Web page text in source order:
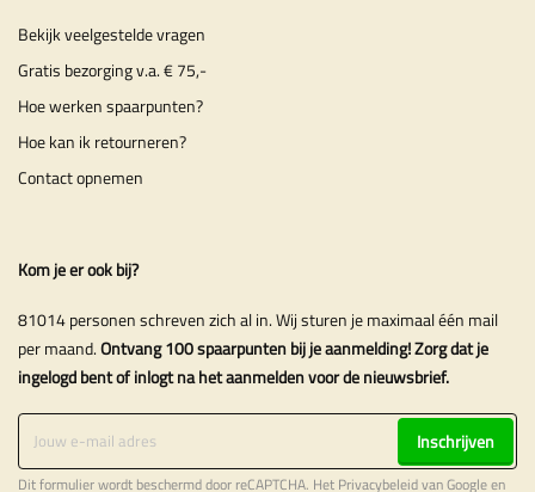
Bekijk veelgestelde vragen
Gratis bezorging v.a. € 75,-
Hoe werken spaarpunten?
Hoe kan ik retourneren?
Contact opnemen
Kom je er ook bij?
81014 personen schreven zich al in. Wij sturen je maximaal één mail
per maand.Ontvang 100 spaarpunten bij je aanmelding! Zorg dat je
ingelogd bent of inlogt na het aanmelden voor de nieuwsbrief.
Inschrijven
Dit formulier wordt beschermd door reCAPTCHA. Het Privacybeleidvan Google en